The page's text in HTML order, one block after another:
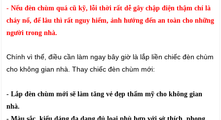
- Nếu đèn chùm quá cũ kỹ, lỗi thời rất dễ gây chập điện thậm chí là
cháy nổ, để lâu thì rất nguy hiểm, ảnh hướng đến an toàn cho những
người trong nhà.
Chính vì thế, điều cần làm ngay bây giờ là lắp liền chiếc đèn chùm
cho không gian nhà. Thay chiếc đèn chùm mới:
- Lắp đèn chùm mới sẽ làm tăng vẻ đẹp thẩm mỹ cho không gian
nhà.